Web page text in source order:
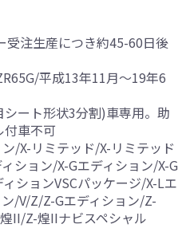
注生産につき約45-60日後
平成13年11月～19年6
ート形状3分割)車専用。助
付車不可
/X-リミテッド/X-リミテッド
ション/X-Gエディション/X-G
ションVSCパッケージ/X-Lエ
/V/Z/Z-Gエディション/Z-
II/Z-煌IIナビスペシャル